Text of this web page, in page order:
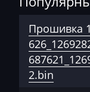
Bajaj
Basak
Bauer
Delphi DCM3.7
Delphi MR140
Delphi MT80
Delphi MT80
Прошивка
2.bin